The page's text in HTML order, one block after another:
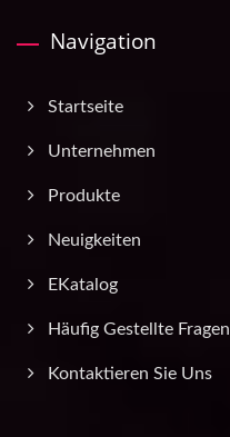
Navigation
Startseite
Unternehmen
Produkte
Neuigkeiten
EKatalog
Häufig Gestellte Fragen
Kontaktieren Sie Uns